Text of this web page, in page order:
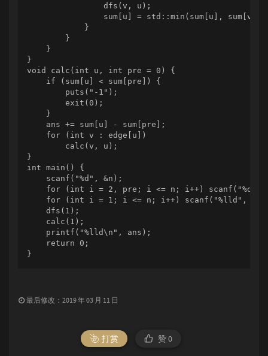
                dfs(v, u);
                sum[u] = std::min(sum[u], sum[v]);
            }
        }
    }
}
void calc(int u, int pre = 0) {
    if (sum[u] < sum[pre]) {
        puts("-1");
        exit(0);
    }
    ans += sum[u] - sum[pre];
    for (int v : edge[u])
        calc(v, u);
}
int main() {
    scanf("%d", &n);
for (int i = 2, pre; i <= n; i++) scanf("%d",
for (int i = 1; i <= n; i++) scanf("%lld",
    dfs(1);
    calc(1);
    printf("%lld\n", ans);
    return 0;
}
最后修改：2019 年 03 月 11 日
打赏 赞0